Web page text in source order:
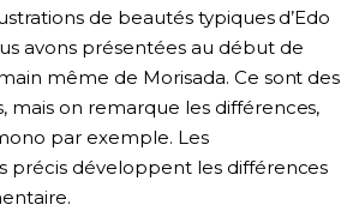
de beautés typiques d’Edo
avons présentées au début de
même de Morisada. Ce sont des
mais on remarque les différences,
par exemple. Les
précis développent les différences